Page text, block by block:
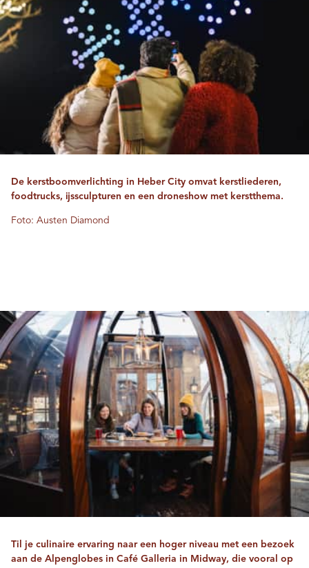
De kerstboomverlichting in Heber City omvat kerstliederen,
foodtrucks, ijssculpturen en een droneshow met kerstthema.
Foto: Austen Diamond
Til je culinaire ervaring naar een hoger niveau met een bezoek
aan de Alpenglobes in Café Galleria in Midway, die vooral op